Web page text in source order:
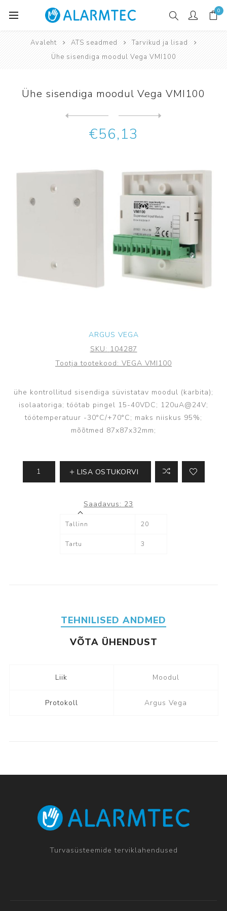
0
Avaleht ATS seadmed
Tarvikud ja lisad
Ühe sisendiga moodul Vega VMI100
Ühe sisendiga moodul Vega VMI100
€56,13
ARGUS VEGA
SKU: 104287
Tootja tootekood: VEGA VMI100
ühe kontrollitud sisendiga süvistatav moodul (karbita);
isolaatoriga; töötab pingel 15-40VDC; 120uA@24V;
töötemperatuur -30°C/+70°C; maks niiskus 95%;
mõõtmed 87x87x32mm;
LISA OSTUKORVI
Saadavus: 23
Tallinn 20
Tartu 3
TEHNILISED ANDMED
VÕTA ÜHENDUST
Liik Moodul
Protokoll Argus Vega
Turvasüsteemide terviklahendused